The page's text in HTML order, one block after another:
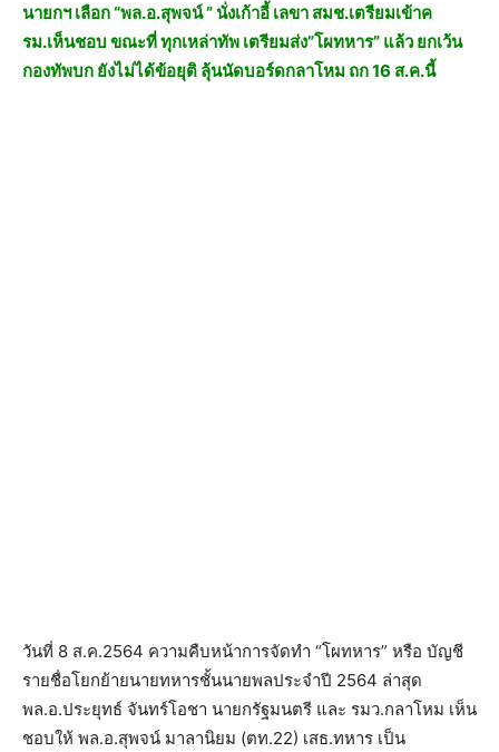
นายกฯ เลือก “พล.อ.สุพจน์ ” นั่งเก้าอี้ เลขา สมช.เตรียมเข้าค
รม.เห็นชอบ ขณะที่ ทุกเหล่าทัพ เตรียมส่ง”โผทหาร” แล้ว ยกเว้น
กองทัพบก ยังไม่ได้ข้อยุติ ลุ้นนัดบอร์ดกลาโหม ถก 16 ส.ค.นี้
วันที่ 8 ส.ค.2564 ความคืบหน้าการจัดทำ “โผทหาร” หรือ บัญชี
รายชื่อโยกย้ายนายทหารชั้นนายพลประจำปี 2564 ล่าสุด
พล.อ.ประยุทธ์ จันทร์โอชา นายกรัฐมนตรี และ รมว.กลาโหม เห็น
ชอบให้ พล.อ.สุพจน์ มาลานิยม (ตท.22) เสธ.ทหาร เป็น